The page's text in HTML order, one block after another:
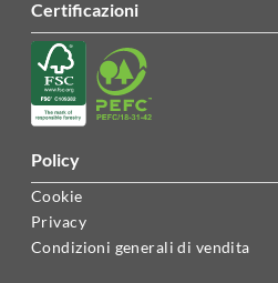
certificazioni
policy
Cookie
Privacy
Condizioni generali di vendita